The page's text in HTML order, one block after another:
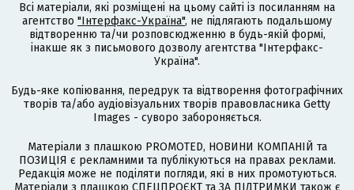
Всі матеріали, які розміщені на цьому сайті із посиланням на
агентство "Інтерфакс-Україна", не підлягають подальшому
відтворенню та/чи розповсюдженню в будь-якій формі,
інакше як з письмового дозволу агентства "Інтерфакс-
Україна".
Будь-яке копіювання, передрук та відтворення фотографічних
творів та/або аудіовізуальних творів правовласника Getty
Images - суворо забороняється.
Матеріали з плашкою PROMOTED, НОВИНИ КОМПАНІЙ та
ПОЗИЦІЯ є рекламними та публікуються на правах реклами.
Редакція може не поділяти погляди, які в них промотуються.